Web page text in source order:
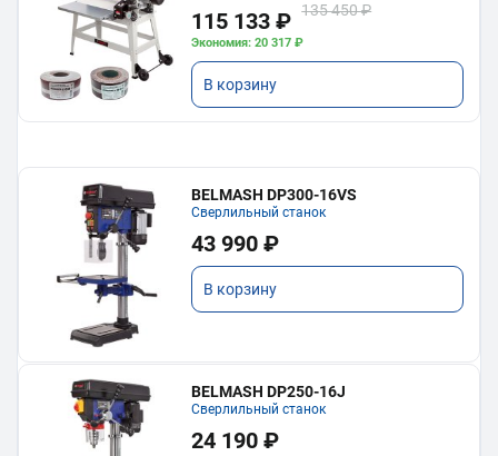
115 133 ₽ 135 450 ₽
Экономия: 20 317 ₽
В корзину
BELMASH DP300-16VS
Сверлильный станок
43 990 ₽
В корзину
BELMASH DP250-16J
Сверлильный станок
24 190 ₽